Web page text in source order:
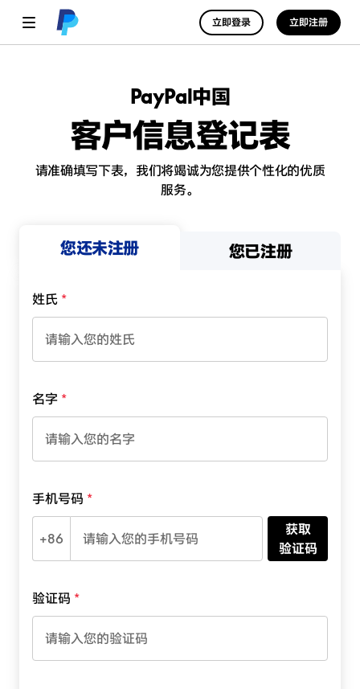
立即登录 立即注册
PayPal中国
客户信息登记表
请准确填写下表，我们将竭诚为您提供个性化的优质
服务。
您还未注册 您已注册
姓氏
名字
手机号码
+86
获取
验证码
验证码